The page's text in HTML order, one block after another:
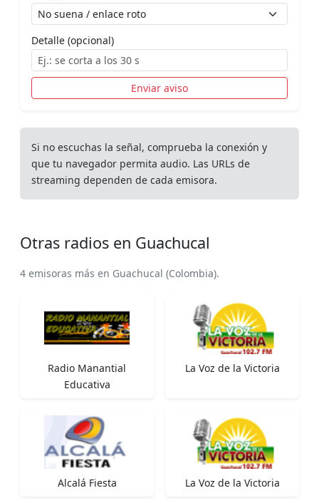
Detalle (opcional)
Enviar aviso
Si no escuchas la señal, comprueba la conexión y
que tu navegador permita audio. Las URLs de
streaming dependen de cada emisora.
Otras radios en Guachucal
4 emisoras más en Guachucal (Colombia).
Radio Manantial
Educativa
La Voz de la Victoria
Alcalá Fiesta La Voz de la Victoria